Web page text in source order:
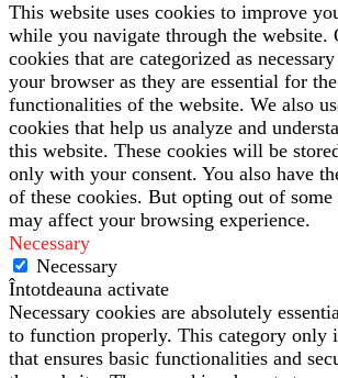
This website uses cookies to improve
while you navigate through the website.
cookies that are categorized as
your browser as they are essential for
functionalities of the website. We also
cookies that help us analyze and
this website. These cookies will be
only with your consent. You also have
of these cookies. But opting out of some
may affect your browsing experience.
Necessary
Necessary
Întotdeauna activate
Necessary cookies are absolutely
to function properly. This category only
that ensures basic functionalities and